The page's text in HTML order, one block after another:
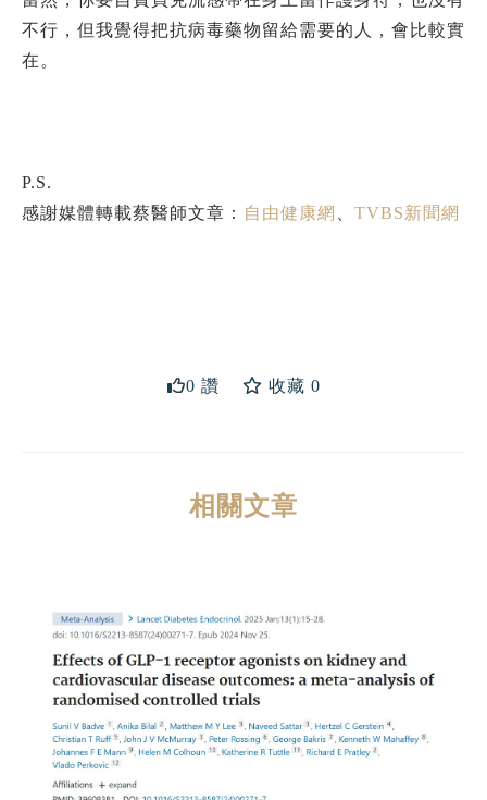
不行，但我覺得把抗病毒藥物留給需要的人，會比較實
在。
P.S.
感謝媒體轉載蔡醫師文章： 自由健康網 TVBS新聞網
0 讚 收藏 0
相關文章